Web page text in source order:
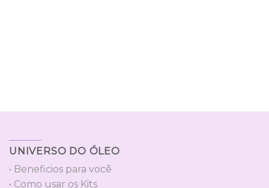
UNIVERSO DO ÓLEO
• Beneficios para você
• Como usar os Kits